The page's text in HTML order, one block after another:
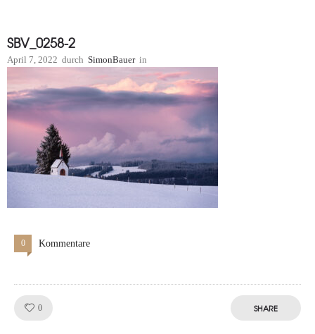
SBV_0258-2
April 7, 2022 durch SimonBauer in
0 Kommentare
0 SHARE